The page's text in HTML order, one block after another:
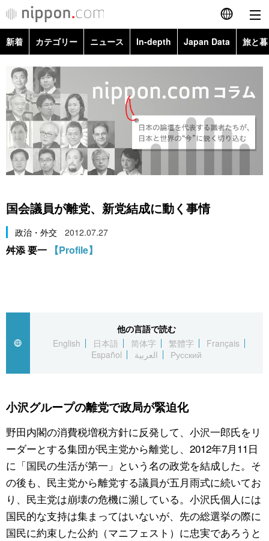
English
Français
カテゴリー
政治・外交
国際
社会
ニュース
アーカイブ
Japan Data
旅と暮らし
People
東京
お知らせ
新着 カテゴリー ニュース In-depth Japan Data 旅と
政治・外交
経済・ビジネス
国際・海外
社会
暮らし
Topics
Images
People
国会議員が離党、新党結成に動く事情
政治・外交 2012.07.27
舛添 要一 【Profile】
他の言語で読む
English
日本語 简体字 繁體字
Français
Español
العربية Русский
小沢グループの離党で政局が緊迫化
野田内閣の消費税増税方針に反発して、小沢一郎氏をリ
ーダーとする集団が民主党から離党し、2012年7月11日
に「国民の生活が第一」という名の政党を結成した。そ
の後も、民主党から離党する議員が五月雨式に続いてお
り、民主党は崩壊の危機に瀕している。小沢氏個人には
国民的な支持は集まってはいないが、先の総選挙の際に
国民に約束した公約（マニフェスト）に忠実であろうと